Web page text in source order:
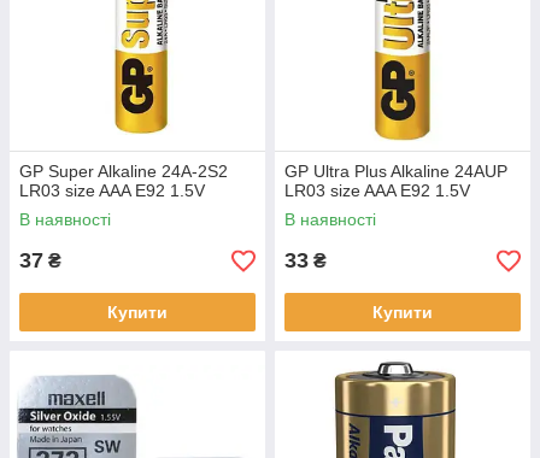
GP Super Alkaline 24A-2S2
LR03 size AAA E92 1.5V
В наявності
37 ₴
Купити
GP Ultra Plus Alkaline 24AUP
LR03 size AAA E92 1.5V
В наявності
33 ₴
Купити